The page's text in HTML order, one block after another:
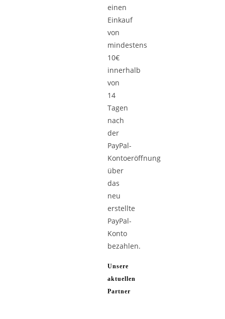
einen
Einkauf
von
mindestens
10€
innerhalb
von
14
Tagen
nach
der
PayPal-
Kontoeröffnung
über
das
neu
erstellte
PayPal-
Konto
bezahlen.
Unsere
aktuellen
Partner